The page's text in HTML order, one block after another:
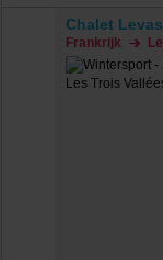
Chalet
Frankrijk